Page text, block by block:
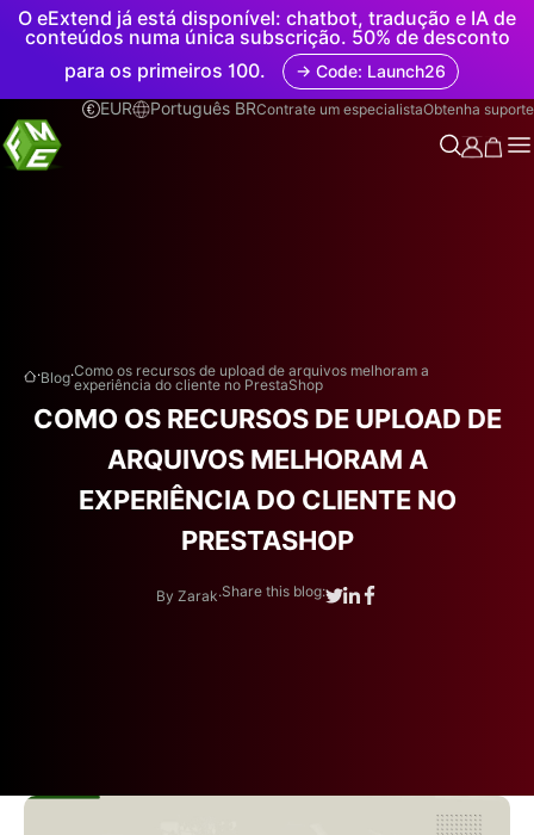
O eExtend já está disponível: chatbot, tradução e IA de
conteúdos numa única subscrição. 50% de desconto
para os primeiros 100.
→ Code: Launch26
EUR
Português BRContrate um especialistaObtenha suporte
.Blog.Como os recursos de upload de arquivos melhoram a
experiência do cliente no PrestaShop
COMO OS RECURSOS DE UPLOAD DE
ARQUIVOS MELHORAM A
EXPERIÊNCIA DO CLIENTE NO
PRESTASHOP
By Zarak.Share this blog: